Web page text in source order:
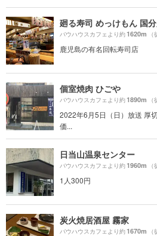
廻る寿司 めっけもん 国
バウハウスカフェより約1620m
鹿児島の有名回転寿司店
個室焼肉 ひごや
バウハウスカフェより約1890m
2022年6月5日（日）放送 厚
価...
日当山温泉センター
バウハウスカフェより約1960m
1人300円
炭火焼居酒屋 霧家
バウハウスカフェより約1670m